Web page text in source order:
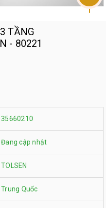
TẦNG
- 80221
35660210
Đang cập nhật
TOLSEN
Trung Quốc